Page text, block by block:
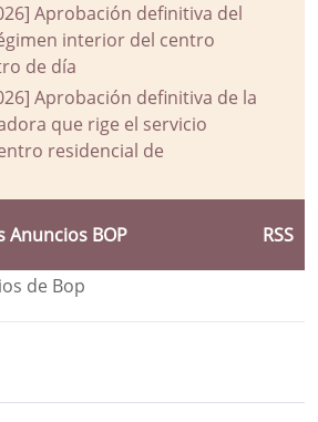
Aprobación definitiva del
interior del centro
de día
Aprobación definitiva de la
que rige el servicio
residencial de
Anuncios BOP RSS